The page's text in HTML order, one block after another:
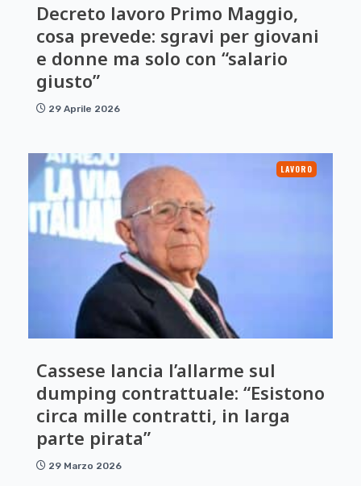
Decreto lavoro Primo Maggio,
cosa prevede: sgravi per giovani
e donne ma solo con “salario
giusto”
29 Aprile 2026
LAVORO
Cassese lancia l’allarme sul
dumping contrattuale: “Esistono
circa mille contratti, in larga
parte pirata”
29 Marzo 2026